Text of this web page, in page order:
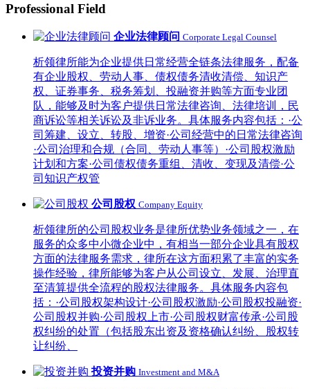
Professional Field
企业法律顾问 Corporate Legal Counsel
析领律所能为企业提供日常经营全链条法律服务，配备
有企业股权、劳动人事、债权债务清收清偿、知识产
权、证券事务、税务筹划、投融资并购等方面专业团
队，能够及时为客户提供日常法律咨询、法律培训，民
商诉讼等相关诉讼及非诉业务。具体服务内容包括：·公
司筹建、设立、转股、增资·公司经营中的日常法律咨询
·公司治理和合规（合同、劳动人事等）·公司股权激励
计划和方案·公司债权债务重组、清收、变现及清偿·公
司知识产权管
公司股权 Company Equity
析领律所的公司股权业务是律所优势业务领域之一，在
服务的众多中小微企业中，有相当一部分企业具有股权
方面的法律服务需求，律所在这方面积累了丰富的实务
操作经验，律所能够为客户从公司设立、发展、治理直
至清算提供全流程的股权法律服务。具体服务内容包
括：·公司股权架构设计·公司股权激励·公司股权投融资·
公司股权并购·公司股权上市·公司股权财富传承·公司股
权纠纷的处置（包括股东出资及资格确认纠纷、股权转
让纠纷、
投资并购 Investment and M&A